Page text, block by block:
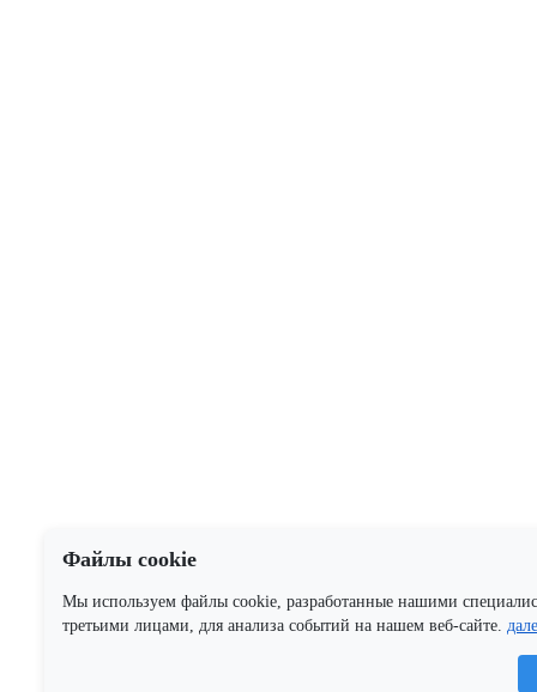
Файлы cookie
Мы используем файлы cookie, разработанные нашими
третьими лицами, для анализа событий на нашем веб-сайте.